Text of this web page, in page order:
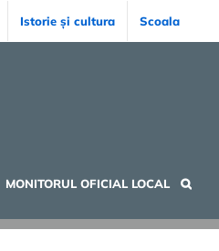
Istorie și cultura Scoala
MONITORUL OFICIAL LOCAL